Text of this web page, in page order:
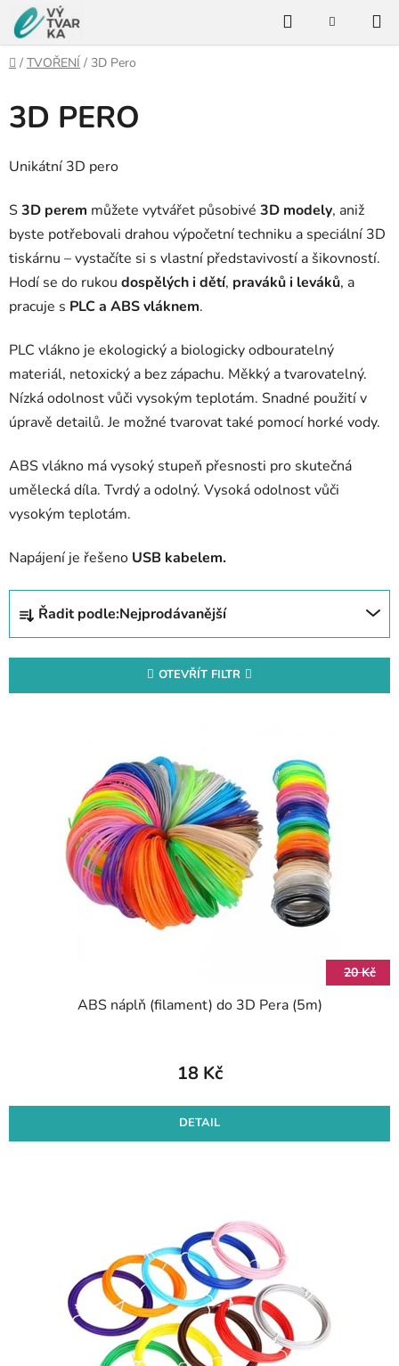
Přejít
na
obsah
HledatNÁKUPNÍ
Domů
/ TVOŘENÍ / 3D Pero
3D PERO
Unikátní 3D pero
S3D perem můžete vytvářet působivé 3D modely, aniž
byste potřebovali drahou výpočetní techniku a speciální 3D
tiskárnu – vystačíte si s vlastní představivostí a šikovností.
Hodí se do rukou dospělých i dětí, praváků i leváků, a
pracuje s PLC a ABS vláknem.
PLC vlákno je ekologický a biologicky odbouratelný
materiál, netoxický a bez zápachu. Měkký a tvarovatelný.
Nízká odolnost vůči vysokým teplotám. Snadné použití v
úpravě detailů. Je možné tvarovat také pomocí horké vody.
ABS vlákno mávysoký stupeň přesnosti pro skutečná
umělecká díla. Tvrdý a odolný. Vysoká odolnost vůči
vysokým teplotám.
Napájení je řešeno USB kabelem.
Ř
z
n
Řadit podle:Nejprodávanější
OTEVŘÍT FILTR
20 Kč
ABS náplň (filament) do 3D Pera (5m)
18 Kč
DETAIL